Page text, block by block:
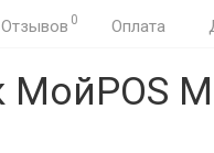
Отзывов 0 Оплата